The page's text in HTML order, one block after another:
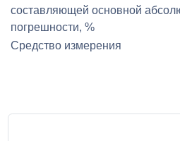
составляющей основной
погрешности, %
Средство измерения